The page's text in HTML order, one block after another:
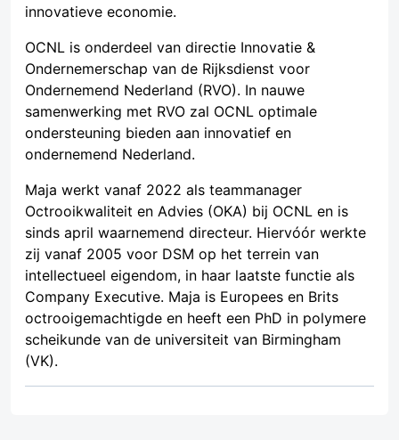
innovatieve economie.
OCNL is onderdeel van directie Innovatie &
Ondernemerschap van de Rijksdienst voor
Ondernemend Nederland (RVO). In nauwe
samenwerking met RVO zal OCNL optimale
ondersteuning bieden aan innovatief en
ondernemend Nederland.
Maja werkt vanaf 2022 als teammanager
Octrooikwaliteit en Advies (OKA) bij OCNL en is
sinds april waarnemend directeur. Hiervóór werkte
zij vanaf 2005 voor DSM op het terrein van
intellectueel eigendom, in haar laatste functie als
Company Executive. Maja is Europees en Brits
octrooigemachtigde en heeft een PhD in polymere
scheikunde van de universiteit van Birmingham
(VK).